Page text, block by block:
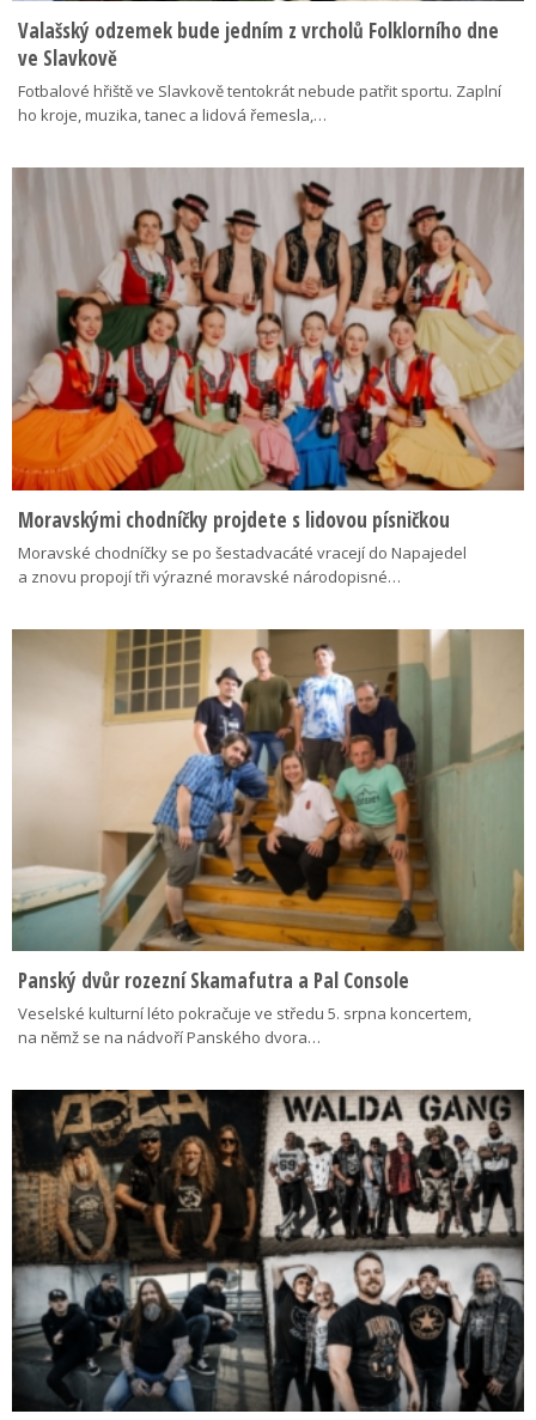
Valašský odzemek bude jedním z vrcholů Folklorního dne
ve Slavkově
Fotbalové hřiště ve Slavkově tentokrát nebude patřit sportu. Zaplní
ho kroje, muzika, tanec a lidová řemesla,…
Moravskými chodníčky projdete s lidovou písničkou
Moravské chodníčky se po šestadvacáté vracejí do Napajedel
a znovu propojí tři výrazné moravské národopisné…
Panský dvůr rozezní Skamafutra a Pal Console
Veselské kulturní léto pokračuje ve středu 5. srpna koncertem,
na němž se na nádvoří Panského dvora…